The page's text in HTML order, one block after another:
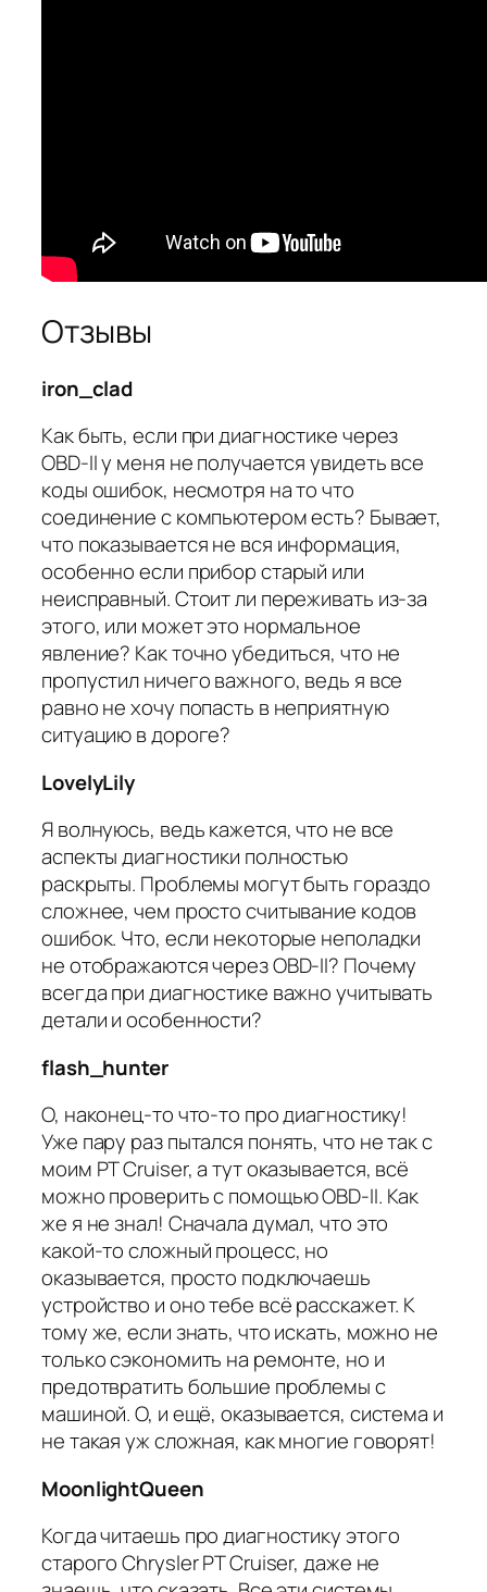
Отзывы
iron_clad
Как быть, если при диагностике через
OBD-II у меня не получается увидеть все
коды ошибок, несмотря на то что
соединение с компьютером есть? Бывает,
что показывается не вся информация,
особенно если прибор старый или
неисправный. Стоит ли переживать из-за
этого, или может это нормальное
явление? Как точно убедиться, что не
пропустил ничего важного, ведь я все
равно не хочу попасть в неприятную
ситуацию в дороге?
LovelyLily
Я волнуюсь, ведь кажется, что не все
аспекты диагностики полностью
раскрыты. Проблемы могут быть гораздо
сложнее, чем просто считывание кодов
ошибок. Что, если некоторые неполадки
не отображаются через OBD-II? Почему
всегда при диагностике важно учитывать
детали и особенности?
flash_hunter
О, наконец-то что-то про диагностику!
Уже пару раз пытался понять, что не так с
моим PT Cruiser, а тут оказывается, всё
можно проверить с помощью OBD-II. Как
же я не знал! Сначала думал, что это
какой-то сложный процесс, но
оказывается, просто подключаешь
устройство и оно тебе всё расскажет. К
тому же, если знать, что искать, можно не
только сэкономить на ремонте, но и
предотвратить большие проблемы с
машиной. О, и ещё, оказывается, система и
не такая уж сложная, как многие говорят!
MoonlightQueen
Когда читаешь про диагностику этого
старого Chrysler PT Cruiser, даже не